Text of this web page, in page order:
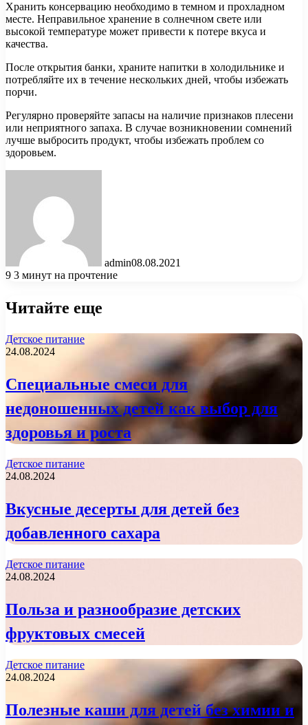
Хранить консервацию необходимо в темном и прохладном
месте. Неправильное хранение в солнечном свете или
высокой температуре может привести к потере вкуса и
качества.
После открытия банки, храните напитки в холодильнике и
потребляйте их в течение нескольких дней, чтобы избежать
порчи.
Регулярно проверяйте запасы на наличие признаков плесени
или неприятного запаха. В случае возникновении сомнений
лучше выбросить продукт, чтобы избежать проблем со
здоровьем.
admin08.08.2021
9 3 минут на прочтение
Читайте еще
Детское питание
24.08.2024
Специальные смеси для
недоношенных детей как выбор для
здоровья и роста
Детское питание
24.08.2024
Вкусные десерты для детей без
добавленного сахара
Детское питание
24.08.2024
Польза и разнообразие детских
фруктовых смесей
Детское питание
24.08.2024
Полезные каши для детей без химии и